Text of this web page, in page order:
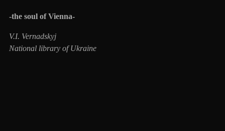
-the soul of Vienna-
V.I. Vernadskyj
National library of Ukraine